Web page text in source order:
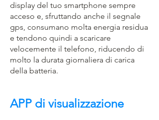
display del tuo smartphone sempre
acceso e, sfruttando anche il segnale
gps, consumano molta energia residua
e tendono quindi a scaricare
velocemente il telefono, riducendo di
molto la durata giornaliera di carica
della batteria.
APP di visualizzazione